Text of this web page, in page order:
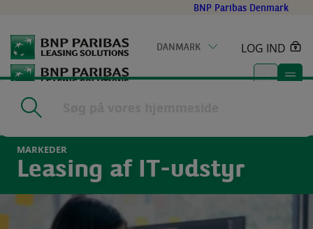
main
content
BNP Paribas Denmark
DANMARK LOG IND
Home
MARKEDER
Leasing af IT-udstyr